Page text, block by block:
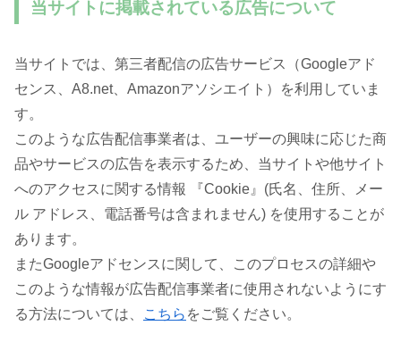
当サイトに掲載されている広告について
当サイトでは、第三者配信の広告サービス（Googleアド
センス、A8.net、Amazonアソシエイト）を利用していま
す。
このような広告配信事業者は、ユーザーの興味に応じた商
品やサービスの広告を表示するため、当サイトや他サイト
へのアクセスに関する情報 『Cookie』(氏名、住所、メー
ル アドレス、電話番号は含まれません) を使用することが
あります。
またGoogleアドセンスに関して、このプロセスの詳細や
このような情報が広告配信事業者に使用されないようにす
る方法については、
こちら をご覧ください。